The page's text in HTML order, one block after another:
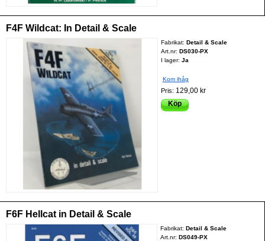
F4F Wildcat: In Detail & Scale
Fabrikat: Detail & Scale
Art.nr: DS030-PX
I lager: Ja
Kom ihåg
Pris: 129,00 kr
Köp
F6F Hellcat in Detail & Scale
Fabrikat:Detail & Scale
Art.nr:DS049-PX